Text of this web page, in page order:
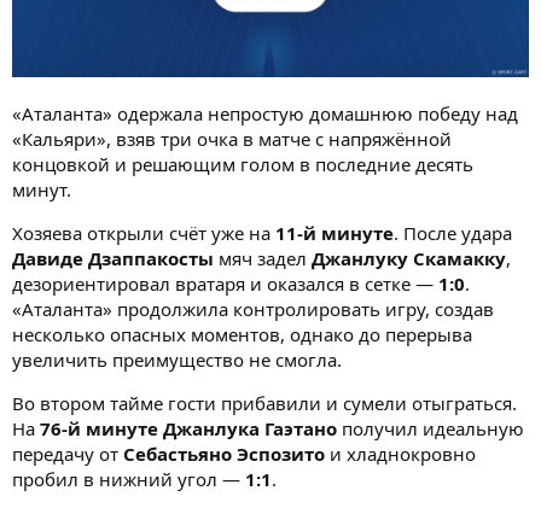
«Аталанта» одержала непростую домашнюю победу над
«Кальяри», взяв три очка в матче с напряжённой
концовкой и решающим голом в последние десять
минут.
Хозяева открыли счёт уже на 11-й минуте. После удара
Давиде Дзаппакосты мяч задел Джанлуку Скамакку,
дезориентировал вратаря и оказался в сетке — 1:0.
«Аталанта» продолжила контролировать игру, создав
несколько опасных моментов, однако до перерыва
увеличить преимущество не смогла.
Во втором тайме гости прибавили и сумели отыграться.
На 76-й минуте Джанлука Гаэтано получил идеальную
передачу от Себастьяно Эспозито и хладнокровно
пробил в нижний угол — 1:1.